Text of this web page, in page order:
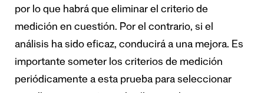
por lo que habrá que eliminar el criterio de
medición en cuestión. Por el contrario, si el
análisis ha sido eficaz, conducirá a una mejora. Es
importante someter los criterios de medición
periódicamente a esta prueba para seleccionar